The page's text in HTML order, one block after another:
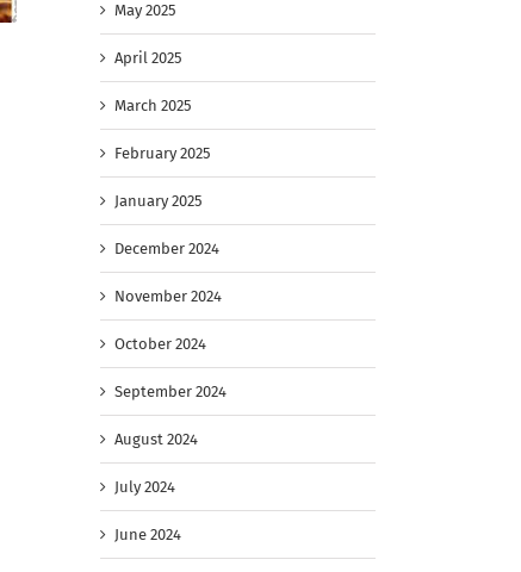
May 2025
April 2025
March 2025
February 2025
January 2025
December 2024
November 2024
October 2024
September 2024
August 2024
July 2024
June 2024